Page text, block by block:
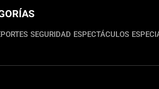
SEGURIDAD ESPECTÁCULOS